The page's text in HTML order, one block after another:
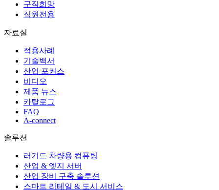
구직희망
직원전용
자료실
적용사례
기술백서
산업 포커스
비디오
제품 뉴스
카탈로그
FAQ
A-connect
솔루션
러기드 차량용 컴퓨팅
산업 & 엣지 서버
산업 장비 구축 솔루션
스마트 리테일 & 도시 서비스